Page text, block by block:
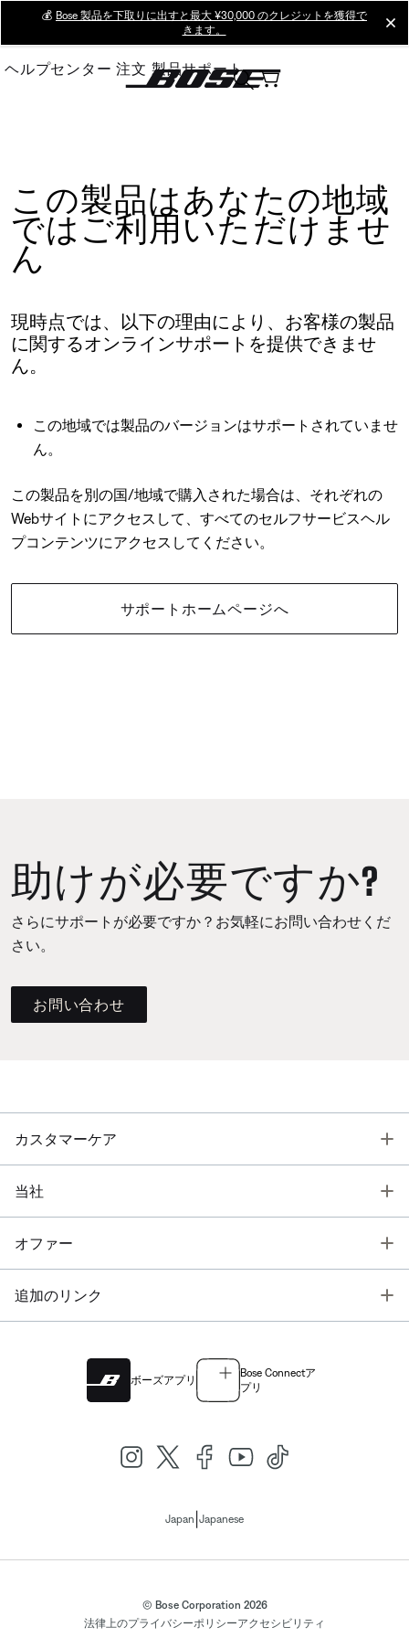
Main
💰 Bose 製品を下取りに出すと最大 ¥30,000 のクレジットを獲得で
きます。
ヘルプセンター 注文 製品サポート
この製品はあなたの地域
ではご利用いただけませ
ん
現時点では、以下の理由により、お客様の製品
に関するオンラインサポートを提供できませ
ん。
この地域では製品のバージョンはサポートされていませ
ん。
この製品を別の国/地域で購入された場合は、それぞれの
Webサイトにアクセスして、すべてのセルフサービスヘル
プコンテンツにアクセスしてください。
サポートホームページへ
助けが必要ですか?
さらにサポートが必要ですか？お気軽にお問い合わせくだ
さい。
お問い合わせ
カスタマーケア
当社
オファー
追加のリンク
ボーズアプリ
Bose Connectア
プリ
Japan Japanese
© Bose Corporation 2026
法律上のプライバシーポリシーアクセシビリティ